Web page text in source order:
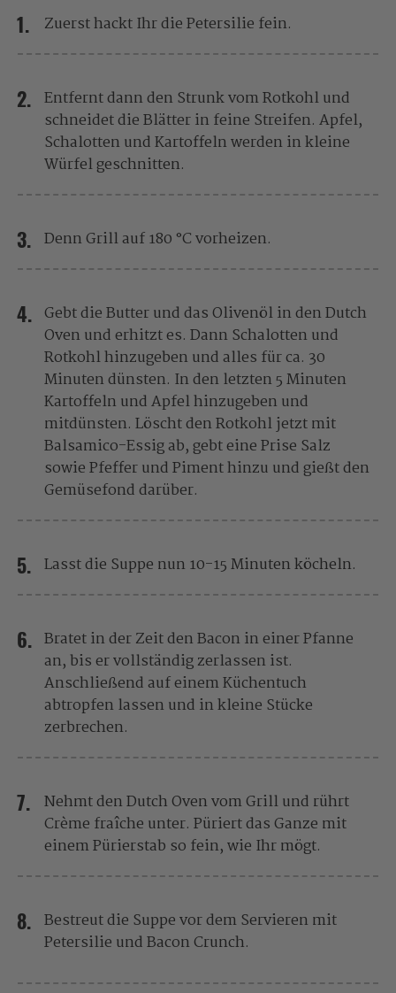
Zuerst hackt Ihr die Petersilie fein.
Entfernt dann den Strunk vom Rotkohl und
schneidet die Blätter in feine Streifen. Apfel,
Schalotten und Kartoffeln werden in kleine
Würfel geschnitten.
Denn Grill auf 180 °C vorheizen.
Gebt die Butter und das Olivenöl in den Dutch
Oven und erhitzt es. Dann Schalotten und
Rotkohl hinzugeben und alles für ca. 30
Minuten dünsten. In den letzten 5 Minuten
Kartoffeln und Apfel hinzugeben und
mitdünsten. Löscht den Rotkohl jetzt mit
Balsamico-Essig ab, gebt eine Prise Salz
sowie Pfeffer und Piment hinzu und gießt den
Gemüsefond darüber.
Lasst die Suppe nun 10-15 Minuten köcheln.
Bratet in der Zeit den Bacon in einer Pfanne
an, bis er vollständig zerlassen ist.
Anschließend auf einem Küchentuch
abtropfen lassen und in kleine Stücke
zerbrechen.
Nehmt den Dutch Oven vom Grill und rührt
Crème fraîche unter. Püriert das Ganze mit
einem Pürierstab so fein, wie Ihr mögt.
Bestreut die Suppe vor dem Servieren mit
Petersilie und Bacon Crunch.